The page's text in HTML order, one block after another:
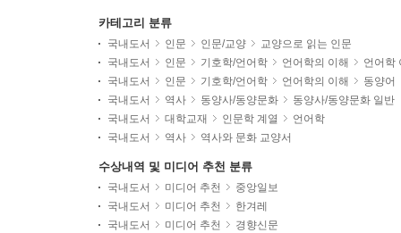
카테고리 분류
국내도서 인문 인문/교양
교양으로 읽는 인문
국내도서
인문 기호학/언어학 언어학의 이해
언어학
국내도서
인문 기호학/언어학 언어학의 이해
동양어
국내도서
역사 동양사/동양문화
동양사/동양문화 일반
국내도서
대학교재 인문학 계열
언어학
국내도서
역사 역사와 문화 교양서
수상내역 및 미디어 추천 분류
국내도서 미디어 추천
중앙일보
국내도서
미디어 추천
한겨레
국내도서
미디어 추천 경향신문